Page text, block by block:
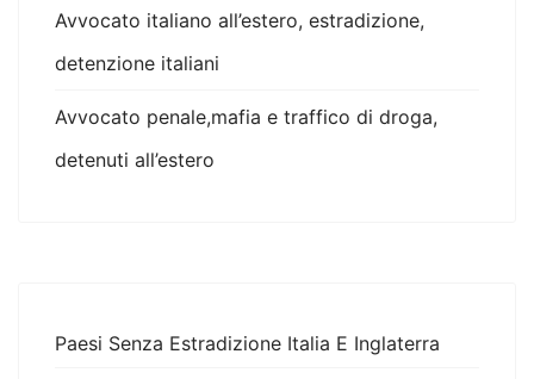
Avvocato italiano all’estero, estradizione,
detenzione italiani
Avvocato penale,mafia e traffico di droga,
detenuti all’estero
Paesi Senza Estradizione Italia E Inglaterra